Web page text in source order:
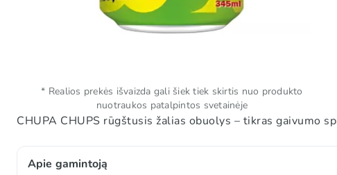
CHUPA CHUPS rūgštusis žalias obuolys – tikras gaivumo
Apie gamintoją
* Realios prekės išvaizda gali šiek tiek skirtis nuo produkto
nuotraukos patalpintos svetainėje